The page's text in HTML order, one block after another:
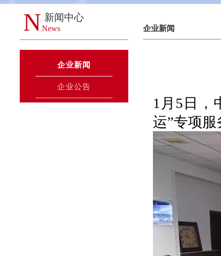
N 新闻中心
News
企业新闻
企业公告
企业新闻
1月5日，
运”专项